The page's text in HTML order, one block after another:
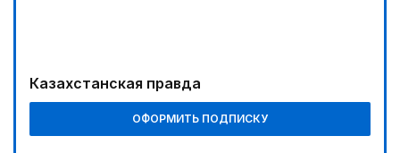
Казахстанская правда
ОФОРМИТЬ ПОДПИСКУ